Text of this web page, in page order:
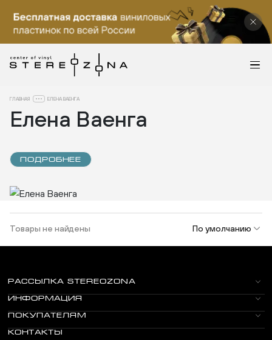
ГЛАВНАЯ ЕЛЕНА ВАЕНГА
Елена Ваенга
ПОДРОБНЕЕ
Товары не найдены По умолчанию
РАССЫЛКА STEREOZONA
ИНФОРМАЦИЯ
ПОКУПАТЕЛЯМ
КОНТАКТЫ